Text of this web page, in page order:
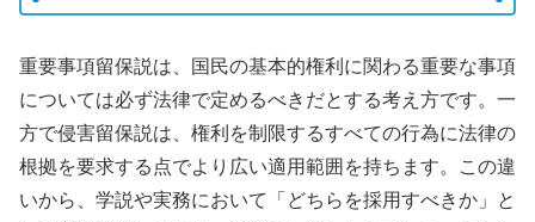
重要事項留保説は、国民の基本的権利に関わる重要な事項
については必ず法律で定めるべきだとする考え方です。一
方で侵害留保説は、権利を制限するすべての行為に法律の
根拠を要求する点でより広い適用範囲を持ちます。この違
いから、学説や実務において「どちらを採用すべきか」と